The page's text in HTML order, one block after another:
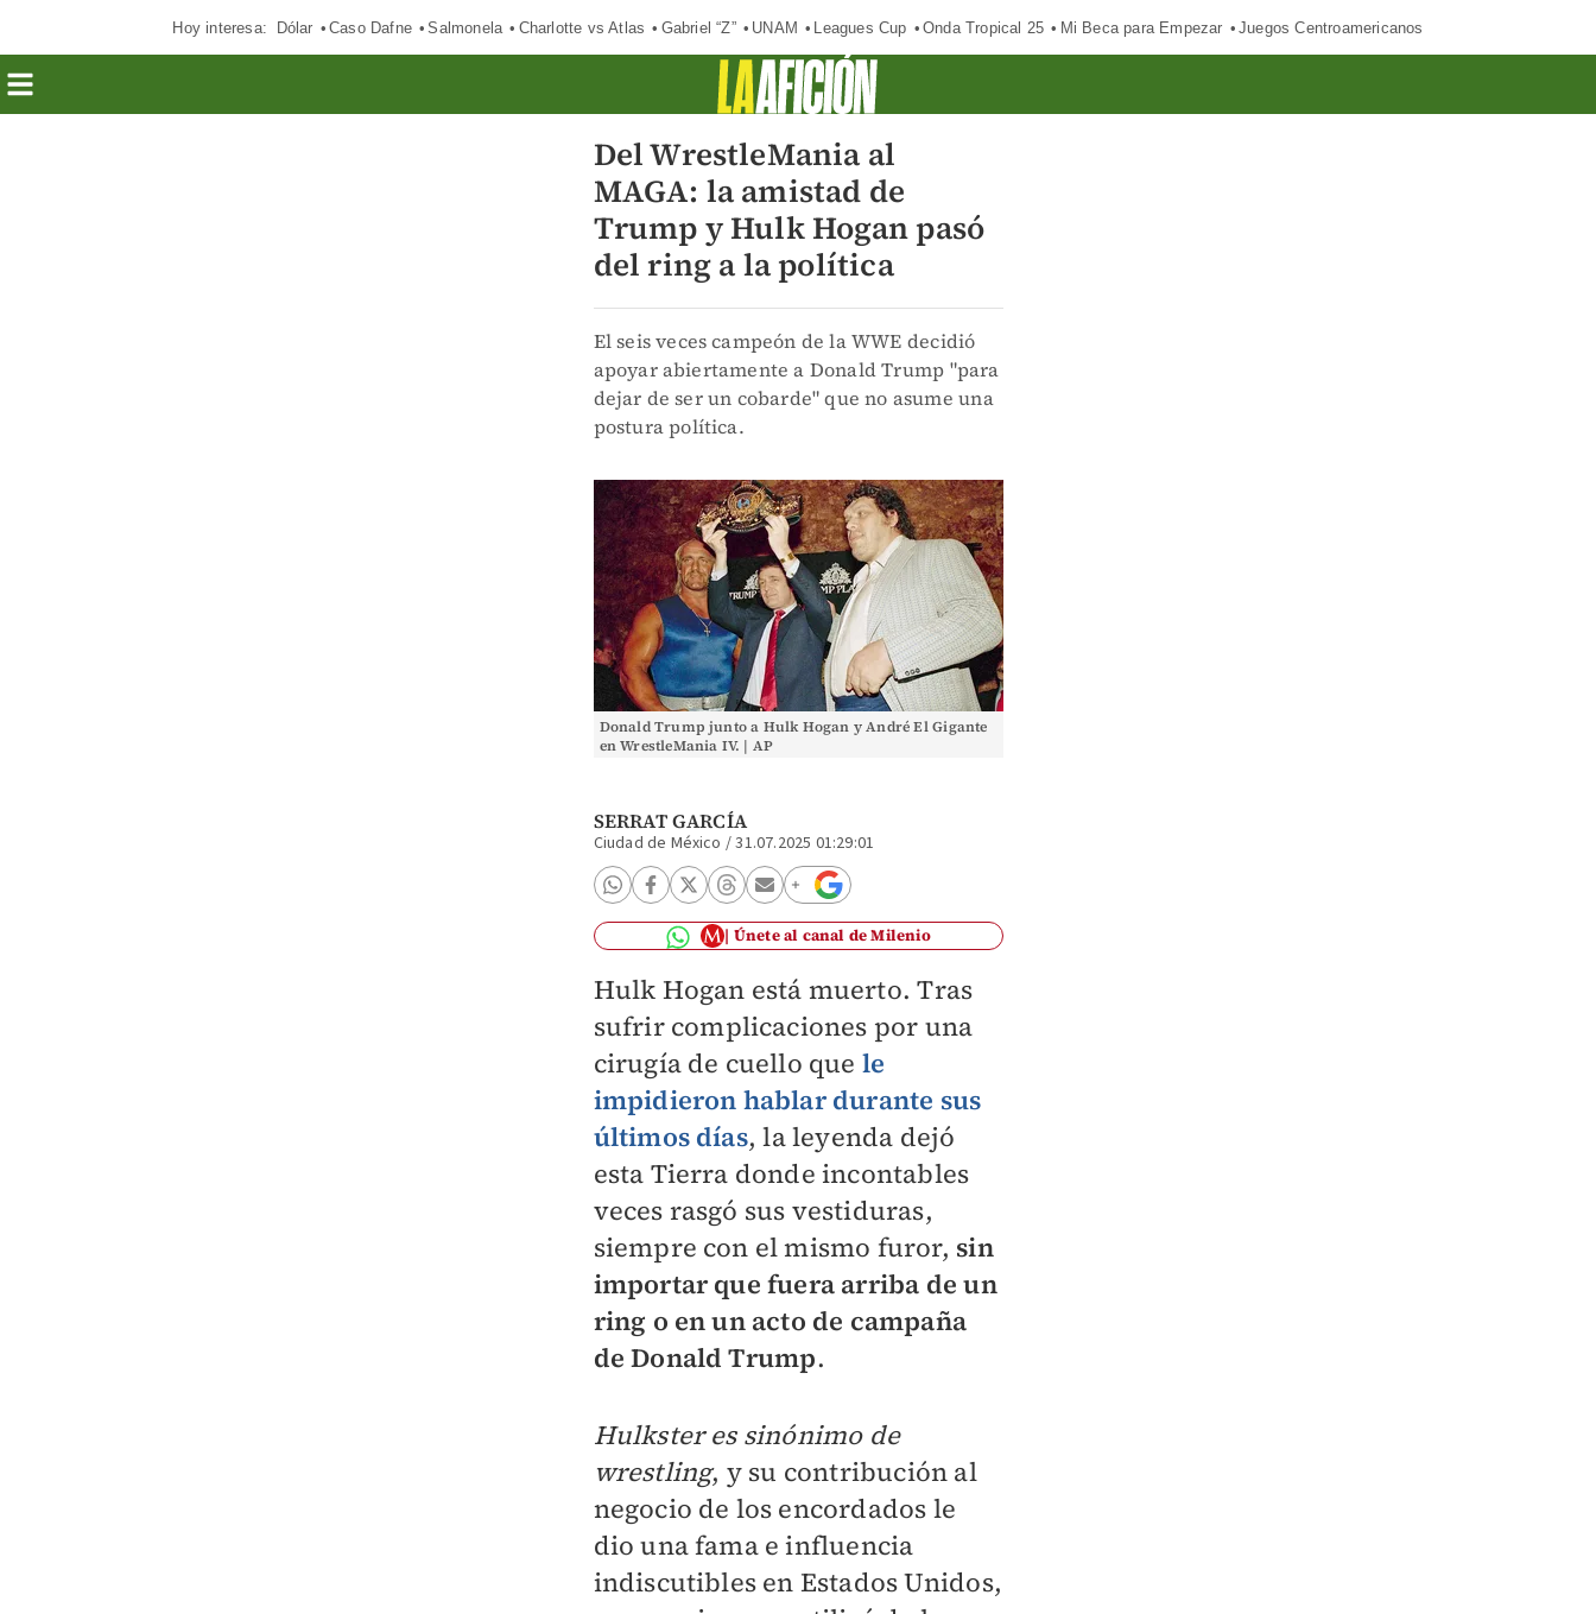
Hoy interesa: Dólar Caso Dafne Salmonela Charlotte vs Atlas Gabriel “Z” UNAM Leagues Cup Onda Tropical 25 Mi Beca para Empezar Juegos Centroamericanos
Del WrestleMania al
MAGA: la amistad de
Trump y Hulk Hogan pasó
del ring a la política
El seis veces campeón de la WWE decidió
apoyar abiertamente a Donald Trump "para
dejar de ser un cobarde" que no asume una
postura política.
Donald Trump junto a Hulk Hogan y André El Gigante
en WrestleMania IV. | AP
SERRAT GARCÍA
Ciudad de México /31.07.2025 01:29:01
Únete al canal de Milenio
Hulk Hogan está muerto. Tras
sufrir complicaciones por una
cirugía de cuello que le
impidieron hablar durante sus
últimos días, la leyenda dejó
esta Tierra donde incontables
veces rasgó sus vestiduras,
siempre con el mismo furor, sin
importar que fuera arriba de un
ring o en un acto de campaña
de Donald Trump.
Hulkster es sinónimo de
wrestling, y su contribución al
negocio de los encordados le
dio una fama e influencia
indiscutibles en Estados Unidos,